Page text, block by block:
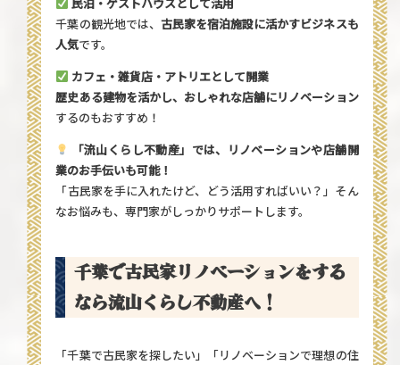
千葉の観光地では、 古民家を宿泊施設に活かすビジネスも
人気です。
カフェ・雑貨店・アトリエとして開業
歴史ある建物を活かし、おしゃれな店舗にリノベーション
するのもおすすめ！
「流山くらし不動産」 では、リノベーションや店舗開
業のお手伝いも可能！
「古民家を手に入れたけど、どう活用すればいい？」そん
なお悩みも、専門家がしっかりサポートします。
千葉で古民家リノベーションをする
なら流山くらし不動産へ！
「千葉で古民家を探したい」「リノベーションで理想の住